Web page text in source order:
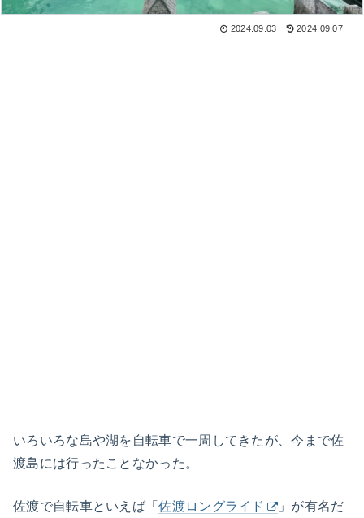
2024.09.03 2024.09.07
いろいろな島や湖を自転車で一周してきたが、今まで佐
渡島には行ったことなかった。
佐渡で自転車といえば「佐渡ロングライド
」が有名だ